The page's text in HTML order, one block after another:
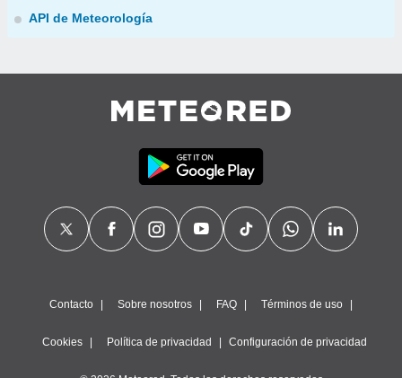
API de Meteorología
Contacto Sobre nosotros FAQ Términos de uso
Cookies Política de privacidad Configuración de privacidad